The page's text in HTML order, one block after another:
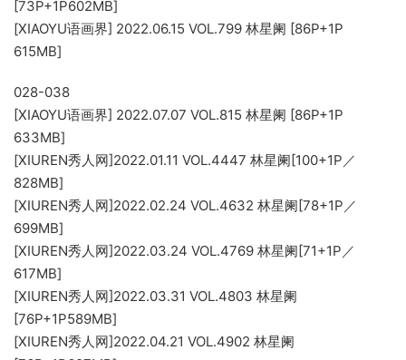
[73P+1P602MB]
[XIAOYU语画界] 2022.06.15 VOL.799 林星阑 [86P+1P
615MB]
028-038
[XIAOYU语画界] 2022.07.07 VOL.815 林星阑 [86P+1P
633MB]
[XIUREN秀人网]2022.01.11 VOL.4447 林星阑[100+1P／
828MB]
[XIUREN秀人网]2022.02.24 VOL.4632 林星阑[78+1P／
699MB]
[XIUREN秀人网]2022.03.24 VOL.4769 林星阑[71+1P／
617MB]
[XIUREN秀人网]2022.03.31 VOL.4803 林星阑
[76P+1P589MB]
[XIUREN秀人网]2022.04.21 VOL.4902 林星阑